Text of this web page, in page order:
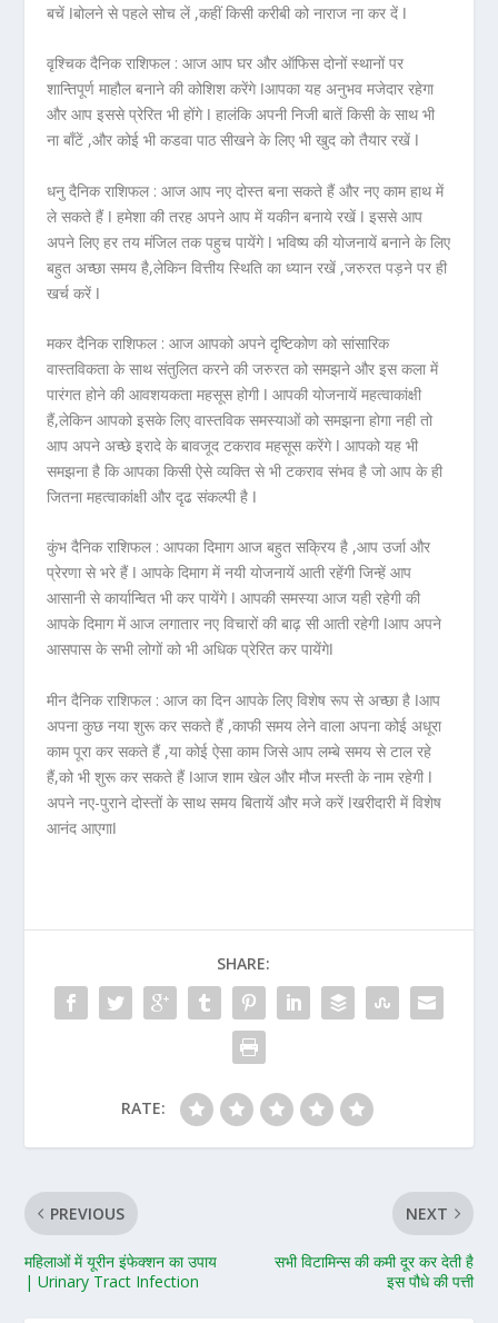
बचें ǀबोलने से पहले सोच लें ,कहीं किसी करीबी को नाराज ना कर दें ǀ
वृश्चिक दैनिक राशिफल :आज आप घर और ऑफिस दोनों स्थानों पर
शान्तिपूर्ण माहौल बनाने की कोशिश करेंगे ǀआपका यह अनुभव मजेदार रहेगा
और आप इससे प्रेरित भी होंगे ǀ हालंकि अपनी निजी बातें किसी के साथ भी
ना बाँटें ,और कोई भी कडवा पाठ सीखने के लिए भी खुद को तैयार रखें ǀ
धनु दैनिक राशिफल :आज आप नए दोस्त बना सकते हैं और नए काम हाथ में
ले सकते हैं ǀ हमेशा की तरह अपने आप में यकीन बनाये रखें ǀ इससे आप
अपने लिए हर तय मंजिल तक पहुच पायेंगे ǀ भविष्य की योजनायें बनाने के लिए
बहुत अच्छा समय है,लेकिन वित्तीय स्थिति का ध्यान रखें ,जरुरत पड़ने पर ही
खर्च करें ǀ
मकर दैनिक राशिफल :आज आपको अपने दृष्टिकोण को सांसारिक
वास्तविकता के साथ संतुलित करने की जरुरत को समझने और इस कला में
पारंगत होने की आवशयकता महसूस होगी ǀ आपकी योजनायें महत्वाकांक्षी
हैं,लेकिन आपको इसके लिए वास्तविक समस्याओं को समझना होगा नही तो
आप अपने अच्छे इरादे के बावजूद टकराव महसूस करेंगे ǀ आपको यह भी
समझना है कि आपका किसी ऐसे व्यक्ति से भी टकराव संभव है जो आप के ही
जितना महत्वाकांक्षी और दृढ संकल्पी है ǀ
कुंभ दैनिक राशिफल :आपका दिमाग आज बहुत सक्रिय है ,आप उर्जा और
प्रेरणा से भरे हैं ǀ आपके दिमाग में नयी योजनायें आती रहेंगी जिन्हें आप
आसानी से कार्यान्वित भी कर पायेंगे ǀ आपकी समस्या आज यही रहेगी की
आपके दिमाग में आज लगातार नए विचारों की बाढ़ सी आती रहेगी ǀआप अपने
आसपास के सभी लोगों को भी अधिक प्रेरित कर पायेंगेǀ
मीन दैनिक राशिफल :आज का दिन आपके लिए विशेष रूप से अच्छा है ǀआप
अपना कुछ नया शुरू कर सकते हैं ,काफी समय लेने वाला अपना कोई अधूरा
काम पूरा कर सकते हैं ,या कोई ऐसा काम जिसे आप लम्बे समय से टाल रहे
हैं,को भी शुरू कर सकते हैं ǀआज शाम खेल और मौज मस्ती के नाम रहेगी ǀ
अपने नए-पुराने दोस्तों के साथ समय बितायें और मजे करें ǀखरीदारी में विशेष
आनंद आएगाǀ
SHARE:
RATE:
PREVIOUS
महिलाओं में यूरीन इंफेक्शन का उपाय
| Urinary Tract Infection
NEXT
सभी विटामिन्स की कमी दूर कर देती है
इस पौधे की पत्ती